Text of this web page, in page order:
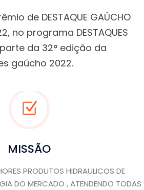
de DESTAQUE GAÚCHO
no programa DESTAQUES
parte da 32° edição da
gaúcho 2022.
MISSÃO
PRODUTOS HIDRAULICOS DE
DO MERCADO , ATENDENDO TODAS